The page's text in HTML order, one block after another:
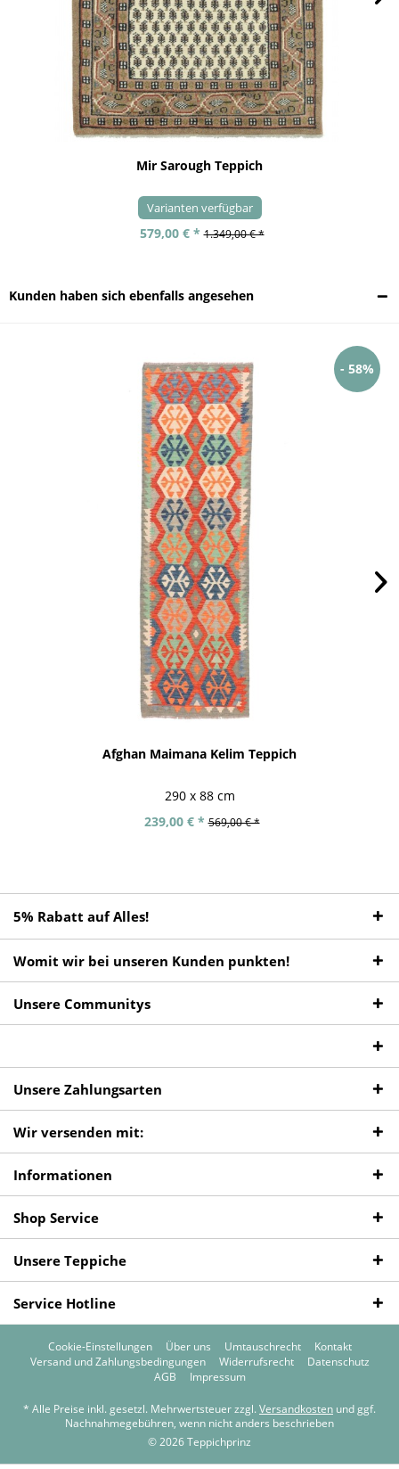
Mir Sarough Teppich
Varianten verfügbar
579,00 € * 1.349,00 € *
Kunden haben sich ebenfalls angesehen
- 58%
Afghan Maimana Kelim Teppich
290 x 88 cm
239,00 € * 569,00 € *
5% Rabatt auf Alles!
Womit wir bei unseren Kunden punkten!
Unsere Communitys
Unsere Zahlungsarten
Wir versenden mit:
Informationen
Shop Service
Unsere Teppiche
Service Hotline
Cookie-Einstellungen Über uns Umtauschrecht
Kontakt
Versand und Zahlungsbedingungen
Widerrufsrecht
Datenschutz
AGB
Impressum
* Alle Preise inkl. gesetzl. Mehrwertsteuer zzgl. Versandkosten und ggf.
Nachnahmegebühren, wenn nicht anders beschrieben
© 2026 Teppichprinz